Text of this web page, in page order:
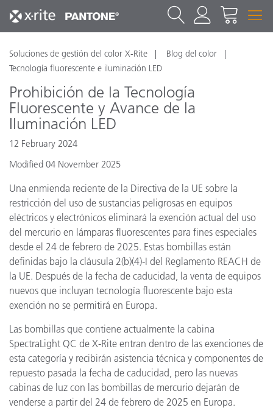
Soluciones de gestión del color X-Rite
Blog del color
Tecnología fluorescente e iluminación LED
Prohibición de la Tecnología
Fluorescente y Avance de la
Iluminación LED
12 February 2024
Modified 04 November 2025
Una enmienda reciente de la Directiva de la UE sobre la
restricción del uso de sustancias peligrosas en equipos
eléctricos y electrónicos eliminará la exención actual del uso
del mercurio en lámparas fluorescentes para fines especiales
desde el 24 de febrero de 2025. Estas bombillas están
definidas bajo la cláusula 2(b)(4)-I del Reglamento REACH de
la UE. Después de la fecha de caducidad, la venta de equipos
nuevos que incluyan tecnología fluorescente bajo esta
exención no se permitirá en Europa.
Las bombillas que contiene actualmente la cabina
SpectraLight QC de X-Rite entran dentro de las exenciones de
esta categoría y recibirán asistencia técnica y componentes de
repuesto pasada la fecha de caducidad, pero las nuevas
cabinas de luz con las bombillas de mercurio dejarán de
venderse a partir del 24 de febrero de 2025 en Europa.